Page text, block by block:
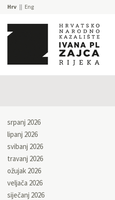
Hrv Eng
srpanj 2026
lipanj 2026
svibanj 2026
travanj 2026
ožujak 2026
veljača 2026
siječanj 2026